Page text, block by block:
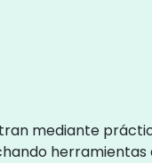
mediante
herramientas